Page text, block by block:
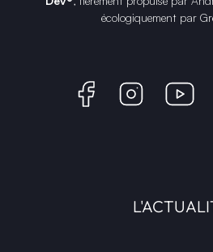
écologiquement par